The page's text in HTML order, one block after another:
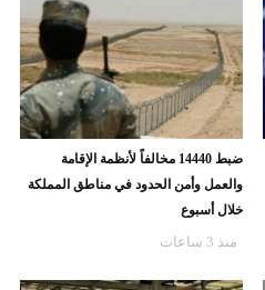
ضبط 14440 مخالفاً لأنظمة الإقامة
والعمل وأمن الحدود في مناطق المملكة
خلال أسبوع
منذ 3 ساعات